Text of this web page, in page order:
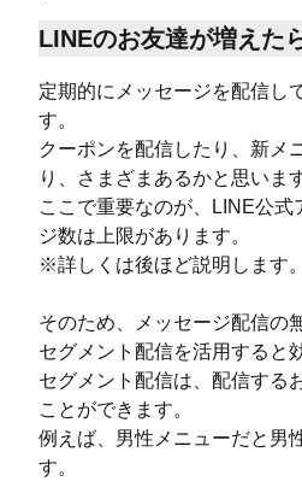
LINEのお友達が増えた
定期的にメッセージを配信し
す。
クーポンを配信したり、新メ
り、さまざまあるかと思いま
ここで重要なのが、LINE公式
ジ数は上限があります。
※詳しくは後ほど説明します。
そのため、メッセージ配信の
セグメント配信を活用すると
セグメント配信は、配信する
ことができます。
例えば、男性メニューだと男
す。